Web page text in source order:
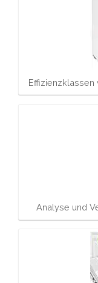
Effizienzklassen
Analyse und